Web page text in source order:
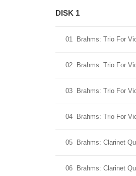
DISK 1
01 Brahms: Trio For
02 Brahms: Trio For
03 Brahms: Trio For
04 Brahms: Trio For
05 Brahms: Clarinet
06 Brahms: Clarinet